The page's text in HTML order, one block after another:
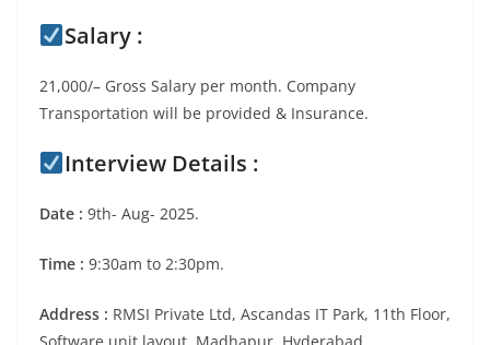
Salary :
21,000/– Gross Salary per month. Company
Transportation will be provided & Insurance.
Interview Details :
Date : 9th- Aug- 2025.
Time : 9:30am to 2:30pm.
Address : RMSI Private Ltd, Ascandas IT Park, 11th Floor,